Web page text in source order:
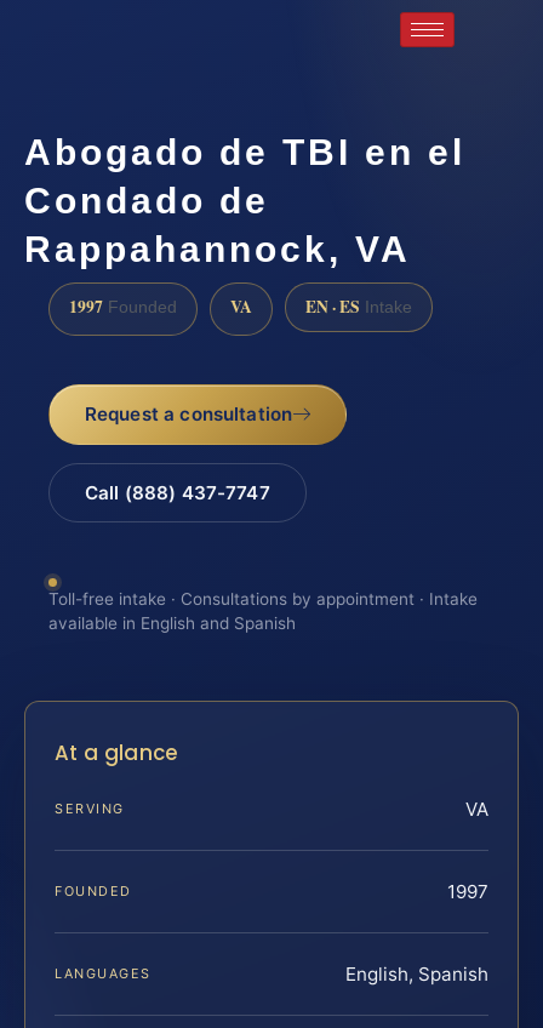
Abogado de TBI en el
Condado de
Rappahannock, VA
1997 Founded VA EN · ES Intake
Request a consultation
Call (888) 437-7747
Toll-free intake · Consultations by appointment · Intake
available in English and Spanish
At a glance
SERVING VA
FOUNDED 1997
LANGUAGES English, Spanish